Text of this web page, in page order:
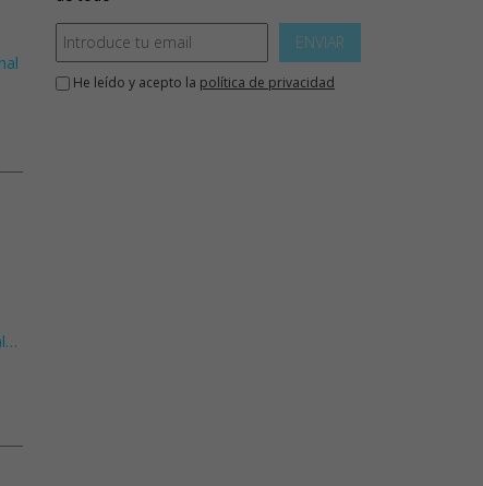
…
ENVIAR
He leído y acepto la política de privacidad